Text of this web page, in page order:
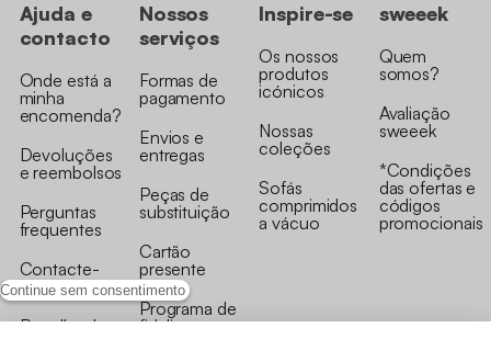
Continue sem consentimento
Ajuda e
contacto
Onde está a
minha
encomenda?
Devoluções
e reembolsos
Perguntas
frequentes
Contacte-
nos
Recolha de
Nossos
serviços
Formas de
pagamento
Envios e
entregas
Peças de
substituição
Cartão
presente
Programa de
fidelizaçao
Inspire-se
Os nossos
produtos
icónicos
Nossas
coleções
Sofás
comprimidos
a vácuo
sweeek
Quem
somos?
Avaliação
sweeek
*Condições
das ofertas e
códigos
promocionais